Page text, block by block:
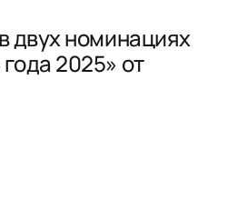
двух номинациях
2025» от